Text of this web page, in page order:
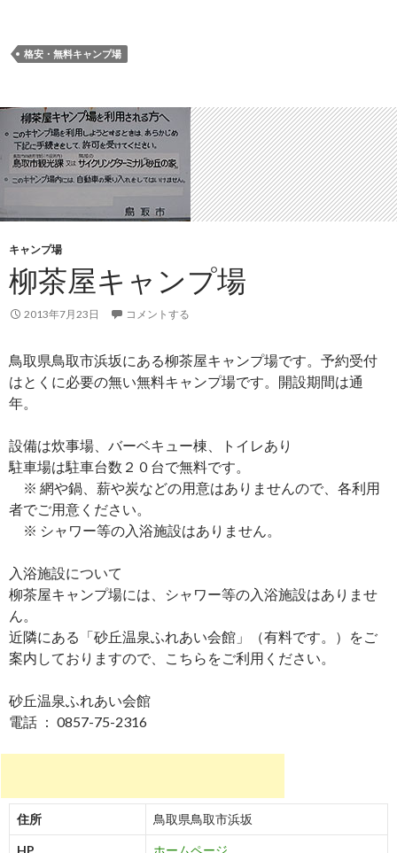
格安・無料キャンプ場
キャンプ場
柳茶屋キャンプ場
2013年7月23日 コメントする
鳥取県鳥取市浜坂にある柳茶屋キャンプ場です。予約受付
はとくに必要の無い無料キャンプ場です。開設期間は通
年。
設備は炊事場、バーベキュー棟、トイレあり
駐車場は駐車台数２０台で無料です。
※ 網や鍋、薪や炭などの用意はありませんので、各利用
者でご用意ください。
※ シャワー等の入浴施設はありません。
入浴施設について
柳茶屋キャンプ場には、シャワー等の入浴施設はありませ
ん。
近隣にある「砂丘温泉ふれあい会館」（有料です。）をご
案内しておりますので、こちらをご利用ください。
砂丘温泉ふれあい会館
電話 ： 0857-75-2316
住所 鳥取県鳥取市浜坂